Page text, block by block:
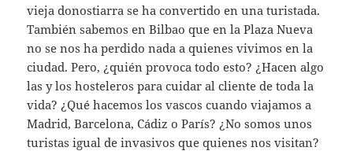
vieja donostiarra se ha convertido en una turistada.
También sabemos en Bilbao que en la Plaza Nueva
no se nos ha perdido nada a quienes vivimos en la
ciudad. Pero, ¿quién provoca todo esto? ¿Hacen algo
las y los hosteleros para cuidar al cliente de toda la
vida? ¿Qué hacemos los vascos cuando viajamos a
Madrid, Barcelona, Cádiz o París? ¿No somos unos
turistas igual de invasivos que quienes nos visitan?